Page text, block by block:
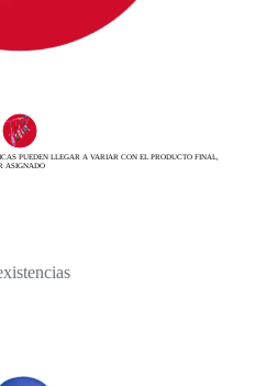
PUEDEN LLEGAR A VARIAR CON EL PRODUCTO FINAL,
ASIGNADO